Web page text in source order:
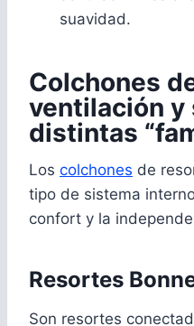
suavidad.
Colchones
ventilación y
distintas
Los colchones de
tipo de sistema
confort y la
Resortes
Son resortes